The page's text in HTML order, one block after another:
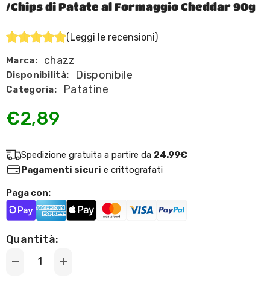
/Chips di Patate al Formaggio Cheddar 90g
(Leggi le recensioni)
Marca: chazz
Disponibilità: Disponibile
Categoria: Patatine
€2,89
Spedizione gratuita a partire da 24.99€
Pagamenti sicuri e crittografati
Paga con:
Quantità:
Decrease
Increase